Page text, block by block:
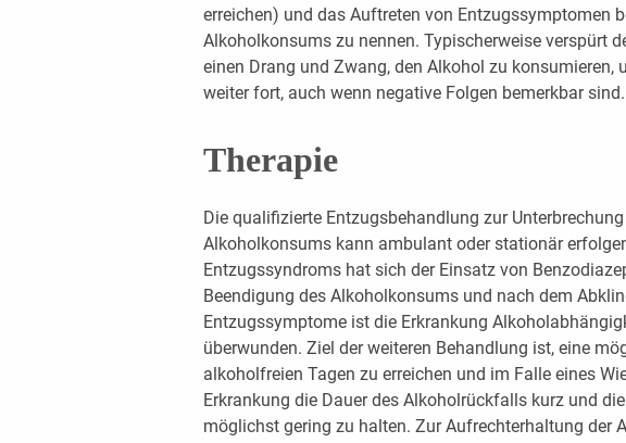
erreichen) und das Auftreten von Entzugssymptomen
Alkoholkonsums zu nennen. Typischerweise verspürt
einen Drang und Zwang, den Alkohol zu konsumieren,
weiter fort, auch wenn negative Folgen bemerkbar sind.
Therapie
Die qualifizierte Entzugsbehandlung zur
Alkoholkonsums kann ambulant oder stationär
Entzugssyndroms hat sich der Einsatz von
Beendigung des Alkoholkonsums und nach dem
Entzugssymptome ist die Erkrankung
überwunden. Ziel der weiteren Behandlung ist, eine
alkoholfreien Tagen zu erreichen und im Falle eines
Erkrankung die Dauer des Alkoholrückfalls kurz und
möglichst gering zu halten. Zur Aufrechterhaltung der